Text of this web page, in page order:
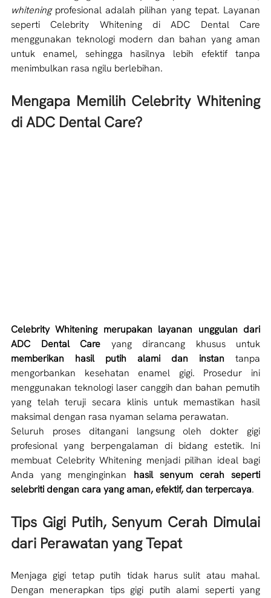
whitening profesional adalah pilihan yang tepat. Layanan
seperti Celebrity Whitening di ADC Dental Care
menggunakan teknologi modern dan bahan yang aman
untuk enamel, sehingga hasilnya lebih efektif tanpa
menimbulkan rasa ngilu berlebihan.
Mengapa Memilih Celebrity Whitening
di ADC Dental Care?
Celebrity Whitening merupakan layanan unggulan dari
ADC Dental Care
memberikan hasil putih alami dan instan tanpa
mengorbankan kesehatan enamel gigi. Prosedur ini
menggunakan teknologi laser canggih dan bahan pemutih
yang telah teruji secara klinis untuk memastikan hasil
maksimal dengan rasa nyaman selama perawatan.
Seluruh proses ditangani langsung oleh dokter gigi
profesional yang berpengalaman di bidang estetik. Ini
membuat Celebrity Whitening menjadi pilihan ideal bagi
Anda yang menginginkan hasil senyum cerah seperti
selebriti dengan cara yang aman, efektif, dan terpercaya.
Tips Gigi Putih, Senyum Cerah Dimulai
dari Perawatan yang Tepat
Menjaga gigi tetap putih tidak harus sulit atau mahal.
Dengan menerapkan tips gigi putih alami seperti yang